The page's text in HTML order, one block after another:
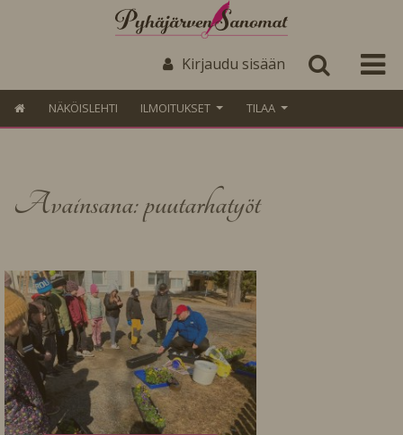
Kirjaudu sisään
NÄKÖISLEHTI ILMOITUKSET TILAA
Avainsana: puutarhatyöt